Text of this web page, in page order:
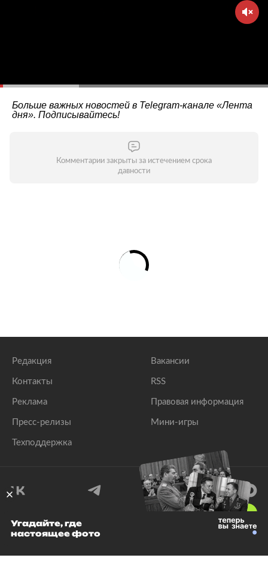
Больше важных новостей в Telegram-канале «Лента
дня». Подписывайтесь!
Комментарии закрыты за истечением срока
давности
Редакция
Контакты
Реклама
Пресс-релизы
Техподдержка
Вакансии
RSS
Правовая информация
Мини-игры
© 1999–2026 Все права защищены.
Угадайте, где
настоящее фото